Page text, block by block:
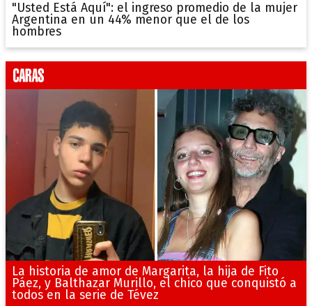
"Usted Está Aquí": el ingreso promedio de la mujer
Argentina en un 44% menor que el de los
hombres
La historia de amor de Margarita, la hija de Fito
Páez, y Balthazar Murillo, el chico que conquistó a
todos en la serie de Tévez